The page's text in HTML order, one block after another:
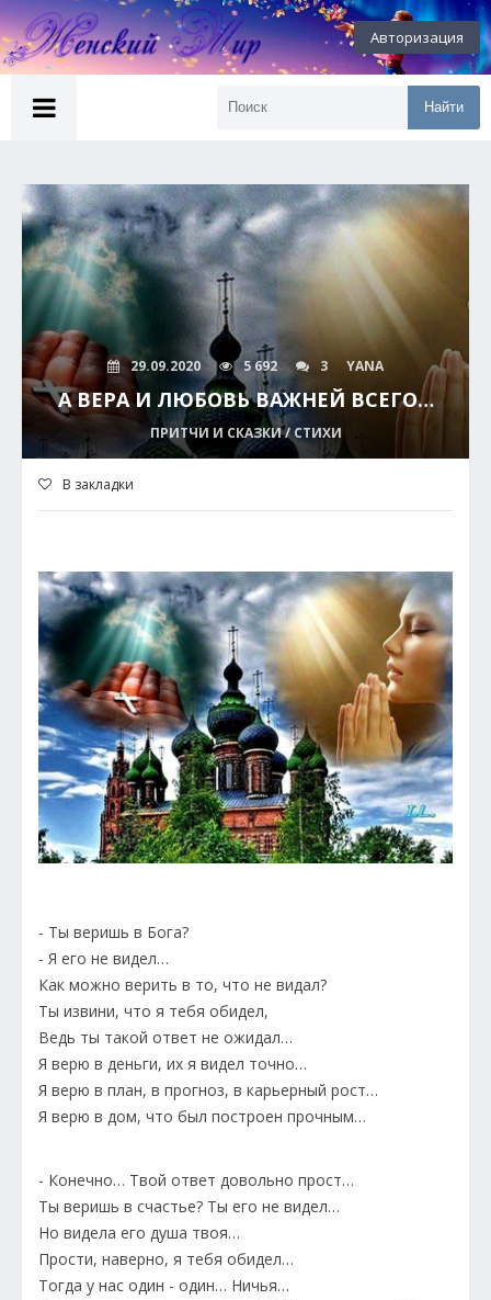
Авторизация
Найти
29.09.2020 5 692 3 YANA
А ВЕРА И ЛЮБОВЬ ВАЖНЕЙ ВСЕГО…
ПРИТЧИ И СКАЗКИ / СТИХИ
В закладки
- Ты веришь в Бога?
- Я его не видел…
Как можно верить в то, что не видал?
Ты извини, что я тебя обидел,
Ведь ты такой ответ не ожидал…
Я верю в деньги, их я видел точно…
Я верю в план, в прогноз, в карьерный рост…
Я верю в дом, что был построен прочным…
- Конечно… Твой ответ довольно прост…
Ты веришь в счастье? Ты его не видел…
Но видела его душа твоя…
Прости, наверно, я тебя обидел…
Тогда у нас один - один… Ничья…